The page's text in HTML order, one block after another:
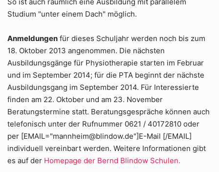
Studium "unter einem Dach" möglich.
Anmeldungen für dieses Schuljahr werden noch bis zum
18. Oktober 2013 angenommen. Die nächsten
Ausbildungsgänge für Physiotherapie starten im Februar
und im September 2014; für die PTA beginnt der nächste
Ausbildungsgang im September 2014. Für Interessierte
finden am 22. Oktober und am 23. November
Beratungstermine statt. Beratungsgespräche können auch
telefonisch unter der Rufnummer 0621 / 40172810 oder
per [EMAIL="mannheim@blindow.de"]E-Mail [/EMAIL]
individuell vereinbart werden. Weitere Informationen gibt
es auf der Homepage der Bernd Blindow Schulen.